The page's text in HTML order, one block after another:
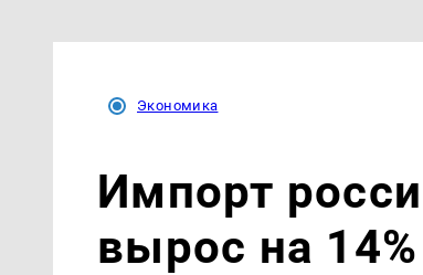
Экономика
Импорт
вырос на 14%